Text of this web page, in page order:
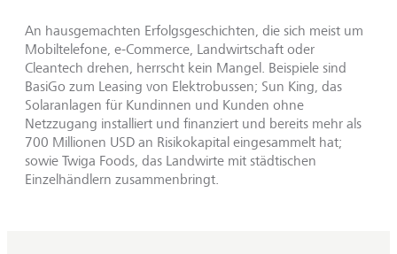
An hausgemachten Erfolgsgeschichten, die sich meist um
Mobiltelefone, e-Commerce, Landwirtschaft oder
Cleantech drehen, herrscht kein Mangel. Beispiele sind
BasiGo zum Leasing von Elektrobussen; Sun King, das
Solaranlagen für Kundinnen und Kunden ohne
Netzzugang installiert und finanziert und bereits mehr als
700 Millionen USD an Risikokapital eingesammelt hat;
sowie Twiga Foods, das Landwirte mit städtischen
Einzelhändlern zusammenbringt.